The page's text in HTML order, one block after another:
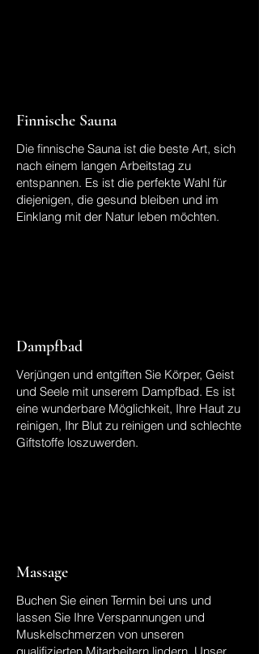
Finnische Sauna
Die finnische Sauna ist die beste Art, sich
nach einem langen Arbeitstag zu
entspannen. Es ist die perfekte Wahl für
diejenigen, die gesund bleiben und im
Einklang mit der Natur leben möchten.
Dampfbad
Verjüngen und entgiften Sie Körper, Geist
und Seele mit unserem Dampfbad. Es ist
eine wunderbare Möglichkeit, Ihre Haut zu
reinigen, Ihr Blut zu reinigen und schlechte
Giftstoffe loszuwerden.
Massage
Buchen Sie einen Termin bei uns und
lassen Sie Ihre Verspannungen und
Muskelschmerzen von unseren